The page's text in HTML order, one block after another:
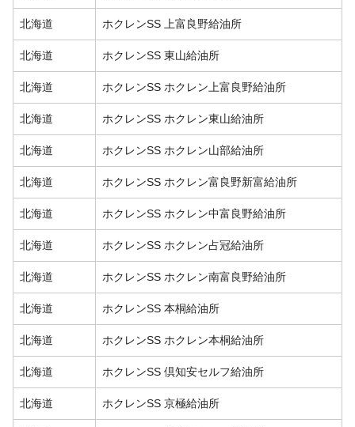
北海道 ホクレンSS 上富良野給油所
北海道 ホクレンSS 東山給油所
北海道 ホクレンSS ホクレン上富良野給油所
北海道 ホクレンSS ホクレン東山給油所
北海道 ホクレンSS ホクレン山部給油所
北海道 ホクレンSS ホクレン富良野新富給油所
北海道 ホクレンSS ホクレン中富良野給油所
北海道 ホクレンSS ホクレン占冠給油所
北海道 ホクレンSS ホクレン南富良野給油所
北海道 ホクレンSS 本桐給油所
北海道 ホクレンSS ホクレン本桐給油所
北海道 ホクレンSS 倶知安セルフ給油所
北海道 ホクレンSS 京極給油所